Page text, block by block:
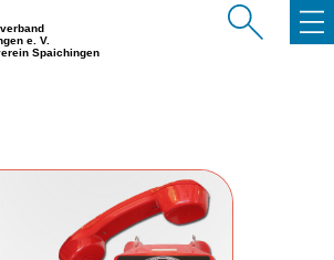
e. V.
Spaichingen